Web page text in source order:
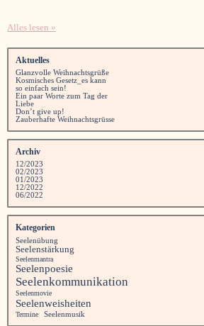
Alles lesen »
Aktuelles
Glanzvolle Weihnachtsgrüße
Kosmisches Gesetz_es kann
so einfach sein!
Ein paar Worte zum Tag der
Liebe
Don’t give up!
Zauberhafte Weihnachtsgrüsse
Archiv
12/2023
02/2023
01/2023
12/2022
06/2022
Kategorien
Seelenübung
Seelenstärkung
Seelenmantra
Seelenpoesie
Seelenkommunikation
Seelenmovie
Seelenweisheiten
Termine Seelenmusik